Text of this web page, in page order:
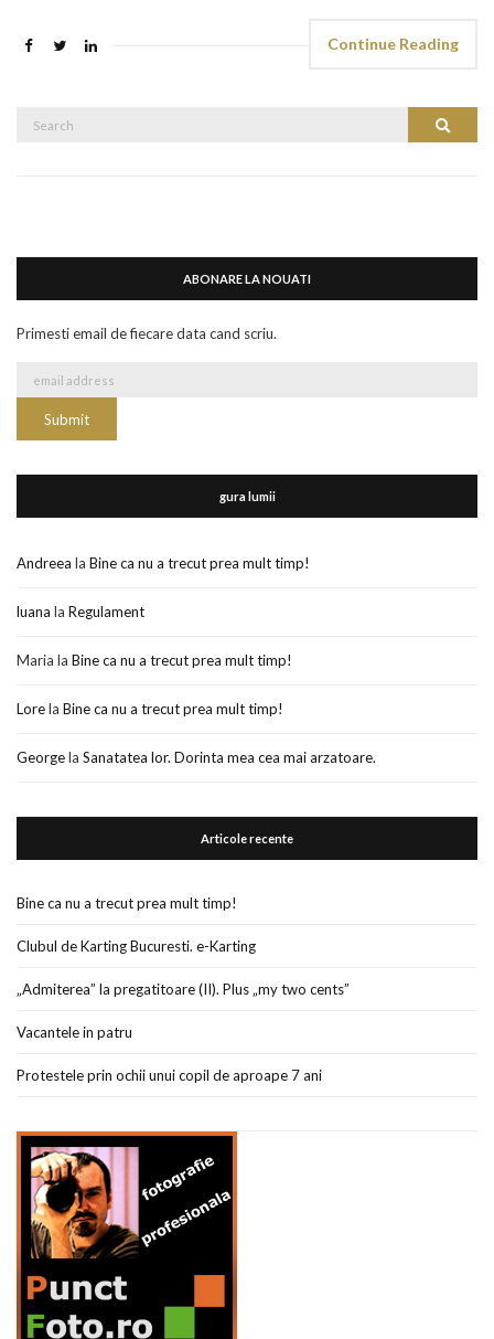
Continue Reading
Search
ABONARE LA NOUATI
Primesti email de fiecare data cand scriu.
gura lumii
Andreea la Bine ca nu a trecut prea mult timp!
luana la Regulament
Maria la Bine ca nu a trecut prea mult timp!
Lorela Bine ca nu a trecut prea mult timp!
Georgela Sanatatea lor. Dorinta mea cea mai arzatoare.
Articole recente
Bine ca nu a trecut prea mult timp!
Clubul de Karting Bucuresti. e-Karting
„Admiterea” la pregatitoare (II). Plus „my two cents”
Vacantele in patru
Protestele prin ochii unui copil de aproape 7 ani